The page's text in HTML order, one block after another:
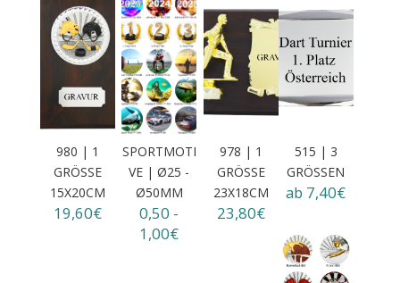
980 | 1
GRÖSSE 1
5X20CM
19,60€
SPORTMOTI
VE | Ø25 -
Ø50MM
0,50 -
1,00€
978 | 1
GRÖSSE 2
3X18CM
23,80€
515 | 3
GRÖSSEN
ab 7,40€